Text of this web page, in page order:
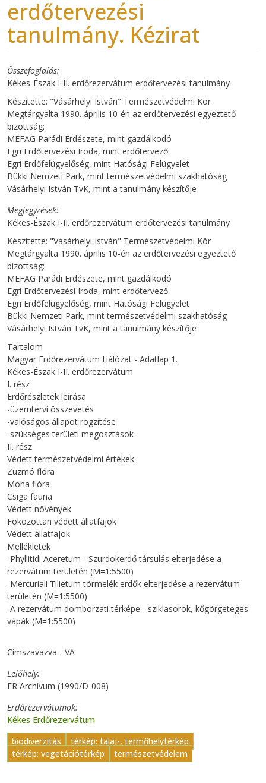
erdőtervezési
tanulmány. Kézirat
Összefoglalás
Kékes-Észak I-II. erdőrezervátum erdőtervezési tanulmány
Készítette: "Vásárhelyi István" Természetvédelmi Kör
Megtárgyalta 1990. április 10-én az erdőtervezési egyeztető
bizottság:
MEFAG Parádi Erdészete, mint gazdálkodó
Egri Erdőtervezési Iroda, mint erdőtervező
Egri Erdőfelügyelőség, mint Hatósági Felügyelet
Bükki Nemzeti Park, mint természetvédelmi szakhatóság
Vásárhelyi István TvK, mint a tanulmány készítője
Megjegyzések
Kékes-Észak I-II. erdőrezervátum erdőtervezési tanulmány
Készítette: "Vásárhelyi István" Természetvédelmi Kör
Megtárgyalta 1990. április 10-én az erdőtervezési egyeztető
bizottság:
MEFAG Parádi Erdészete, mint gazdálkodó
Egri Erdőtervezési Iroda, mint erdőtervező
Egri Erdőfelügyelőség, mint Hatósági Felügyelet
Bükki Nemzeti Park, mint természetvédelmi szakhatóság
Vásárhelyi István TvK, mint a tanulmány készítője
Tartalom
Magyar Erdőrezervátum Hálózat - Adatlap 1.
Kékes-Észak I-II. erdőrezervátum
I. rész
Erdőrészletek leírása
-üzemtervi összevetés
-valóságos állapot rögzítése
-szükséges területi megosztások
II. rész
Védett természetvédelmi értékek
Zuzmó flóra
Moha flóra
Csiga fauna
Védett növények
Fokozottan védett állatfajok
Védett állatfajok
Mellékletek
-Phyllitidi Aceretum - Szurdokerdő társulás elterjedése a
rezervátum területén (M=1:5500)
-Mercuriali Tilietum törmelék erdők elterjedése a rezervátum
területén (M=1:5500)
-A rezervátum domborzati térképe - sziklasorok, kőgörgeteges
vápák (M=1:5500)
Címszavazva - VA
Lelőhely
ER Archívum (1990/D-008)
Erdőrezervátumok
Kékes Erdőrezervátum
biodiverzitás
térkép: talaj-, termőhelytérkép
térkép: vegetációtérkép
természetvédelem